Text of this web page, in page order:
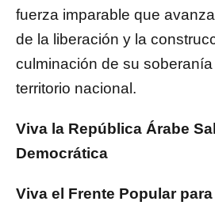
fuerza imparable que
de la liberación y la
culminación de su
territorio nacional.
Viva la República Árabe
Democrática
Viva el Frente Popular